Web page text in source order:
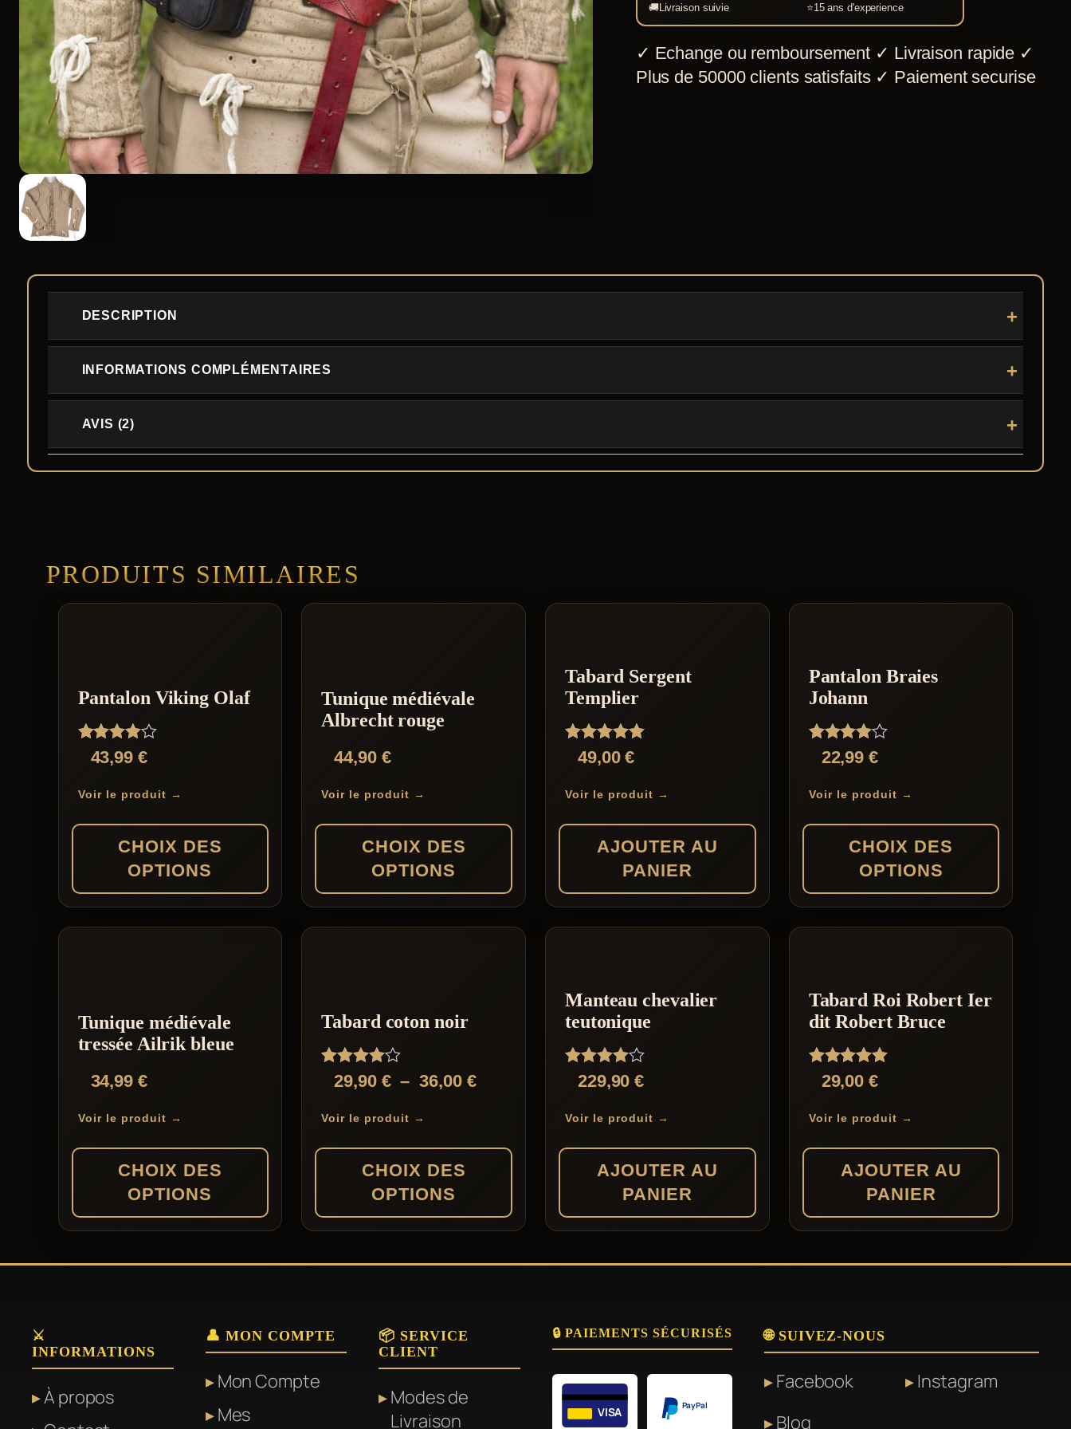
🚚Livraison suivie ⭐15 ans d'experience
✓ Echange ou remboursement ✓ Livraison rapide ✓
Plus de 50000 clients satisfaits ✓ Paiement securise
DESCRIPTION
INFORMATIONS COMPLÉMENTAIRES
AVIS (2)
PRODUITS SIMILAIRES
Pantalon Viking Olaf
Note
4.00
43,99 €
Voir le produit →
CHOIX DES
OPTIONS
produit
variations.
Les
peuvent
être
sur
du
Tunique médiévale
Albrecht rouge
44,90 €
Voir le produit →
CHOIX DES
OPTIONS
produit
variations.
options
peuvent
être
sur
du
Tabard Sergent
Templier
Note
5.00
49,00€
Voir le produit →
AJOUTER AU
PANIER
Pantalon Braies
Johann
Note
4.00
22,99€
Voir le produit →
CHOIX DES
OPTIONS
produit
plusieurs
variations.
options
peuvent
être
sur
du
Tunique médiévale
tressée Ailrik bleue
34,99 €
Voir le produit →
CHOIX DES
OPTIONS
produit
Les
peuvent
Tabard coton noir
Note
4.00
29,90 € – 36,00 €Plage
29,90 €
Voir le produit →
CHOIX DES
OPTIONS
produit
variations.
options
Manteau chevalier
teutonique
Note
4.00
229,90€
Voir le produit →
AJOUTER AU
PANIER
Tabard Roi Robert Ier
dit Robert Bruce
Note
5.00
29,00€
Voir le produit →
AJOUTER AU
PANIER
⚔️
INFORMATIONS
À propos
👤 MON COMPTE
Mon Compte
Mes
📦 SERVICE
CLIENT
Modes de
Livraison
🔒 PAIEMENTS SÉCURISÉS
VISA PayPal
🌐 SUIVEZ-NOUS
Facebook
Instagram
Blog